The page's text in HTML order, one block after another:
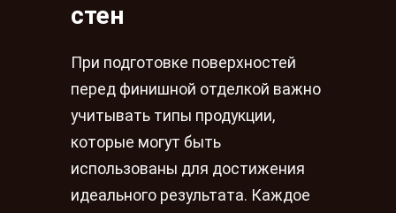
стен
При подготовке поверхностей
перед финишной отделкой важно
учитывать типы продукции,
которые могут быть
использованы для достижения
идеального результата. Каждое